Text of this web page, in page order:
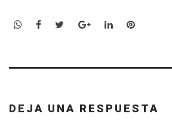
WhatsApp
Facebook
TwitterGoogle+LinkedInPinterest
DEJA UNA RESPUESTA